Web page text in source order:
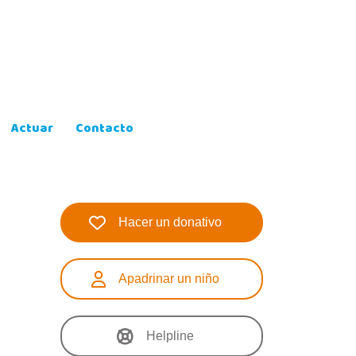
Actuar Contacto
Hacer un donativo
Apadrinar un niño
Helpline